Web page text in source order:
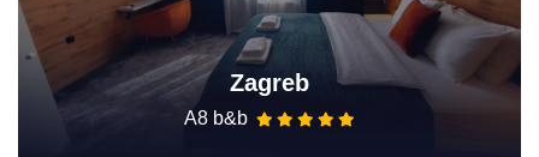
Zagreb
A8 b&b